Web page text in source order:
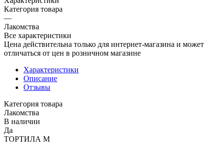
Категория товара
—
Лакомства
Все характеристики
Цена действительна только для интернет-магазина и может
отличаться от цен в розничном магазине
Характеристики
Описание
Отзывы
Категория товара
Лакомства
В наличии
Да
ТОРТИЛА М